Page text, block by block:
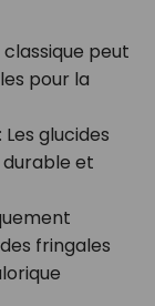
peut
pour la
Les glucides
et
fringales